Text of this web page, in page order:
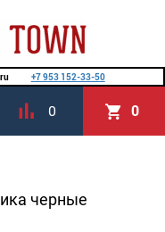
+7 953 152-33-50
0 0
черные